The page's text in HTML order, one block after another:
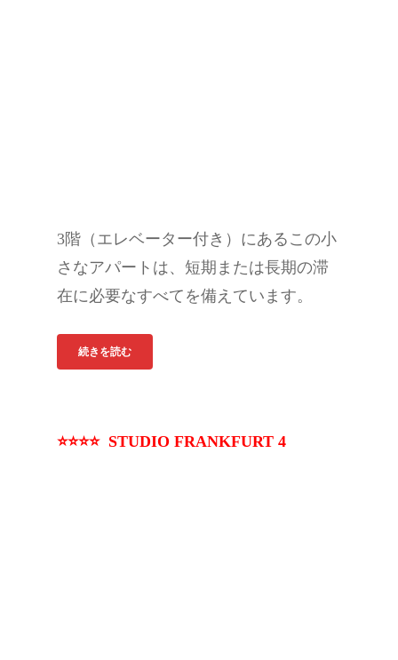
3階（エレベーター付き）にあるこの小
さなアパートは、短期または長期の滞
在に必要なすべてを備えています。
続きを読む
⭐⭐⭐⭐ STUDIO FRANKFURT 4